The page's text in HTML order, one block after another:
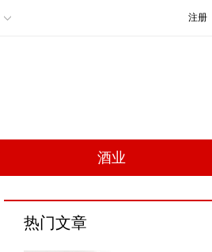
注册
酒业
热门文章